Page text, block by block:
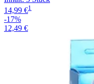
14,99 €1
-17%
12,49 €